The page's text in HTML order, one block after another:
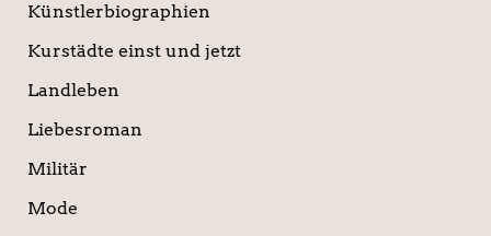
Künstlerbiographien
Kurstädte einst und jetzt
Landleben
Liebesroman
Militär
Mode